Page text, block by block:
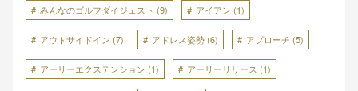
みんなのゴルフダイジェスト (9) アイアン (1)
アウトサイドイン (7) アドレス姿勢 (6) アプローチ (5)
アーリーエクステンション (1) アーリーリリース (1)